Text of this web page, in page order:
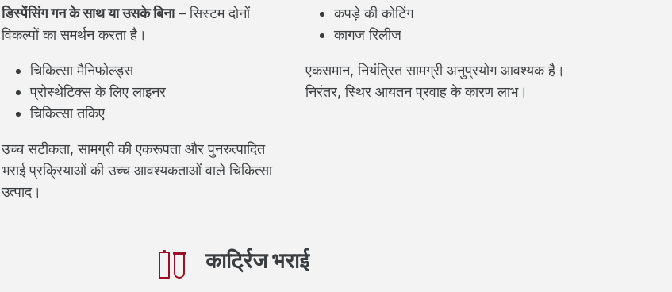
डिस्पेंसिंग गन के साथ या उसके बिना– सिस्टम दोनों
विकल्पों का समर्थन करता है।
चिकित्सा मैनिफोल्ड्स
प्रोस्थेटिक्स के लिए लाइनर
चिकित्सा तकिए
उच्च सटीकता, सामग्री की एकरूपता और पुनरुत्पादित
भराई प्रक्रियाओं की उच्च आवश्यकताओं वाले चिकित्सा
उत्पाद।
कपड़े की कोटिंग
कागज रिलीज
एकसमान, नियंत्रित सामग्री अनुप्रयोग आवश्यक है।
निरंतर, स्थिर आयतन प्रवाह के कारण लाभ।
कार्ट्रिज भराई